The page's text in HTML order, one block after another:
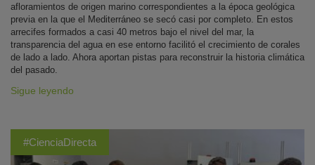
afloramientos de origen marino correspondientes a la época geológica
previa en la que el Mediterráneo se secó casi por completo. En estos
arrecifes formados a casi 40 metros bajo el nivel del mar, la
transparencia del agua en ese entorno facilitó el crecimiento de corales
de lado a lado. Ahora aportan pistas para reconstruir la historia climática
del pasado.
Sigue leyendo
#CienciaDirecta